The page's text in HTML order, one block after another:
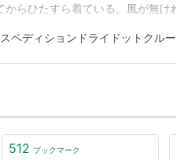
からひたすら着ている。風が無
ションドライドットクルー」。
ペディションドライドットクルー
512 ブックマーク